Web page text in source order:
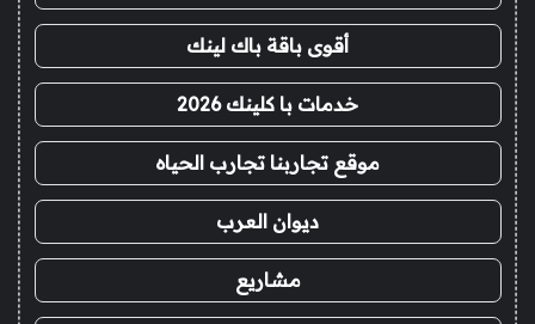
أقوى باقة باك لينك
خدمات با كلينك 2026
موقع تجاربنا تجارب الحياه
ديوان العرب
مشاريع